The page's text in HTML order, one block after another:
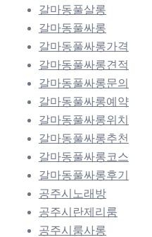
갈마동풀살롱
갈마동풀싸롱
갈마동풀싸롱가격
갈마동풀싸롱견적
갈마동풀싸롱문의
갈마동풀싸롱예약
갈마동풀싸롱위치
갈마동풀싸롱추천
갈마동풀싸롱코스
갈마동풀싸롱후기
공주시노래방
공주시란제리룸
공주시룸사롱